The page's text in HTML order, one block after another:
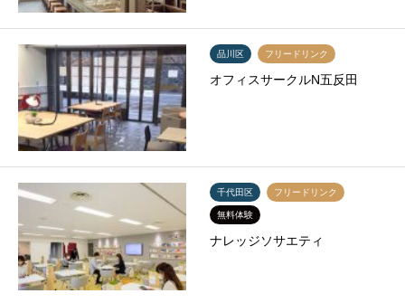
品川区 フリードリンク
オフィスサークルN五反田
千代田区 フリードリンク
無料体験
ナレッジソサエティ